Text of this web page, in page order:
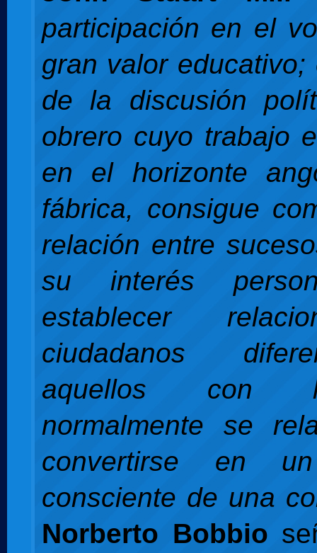
participación en el
gran valor
de la discusión
obrero cuyo trabajo
en el horizonte
fábrica, consigue
relación entre
su interés
establecer
ciudadanos
aquellos con
normalmente se
convertirse en
consciente de una
Norberto Bobbio